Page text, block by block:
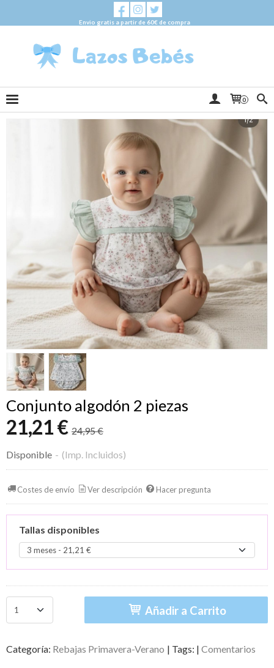
Envio gratis a partir de 60€ de compra
0
Conjunto algodón 2 piezas
21,21 € 24,95 €
Disponible - (Imp. Incluidos)
Costes de envío Ver descripción Hacer pregunta
Tallas disponibles
Añadir a Carrito
Categoría: Rebajas Primavera-Verano | Tags: | Comentarios